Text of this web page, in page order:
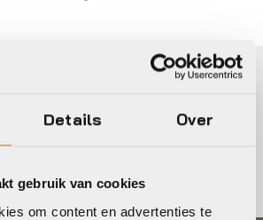
Details Over
gebruik van cookies
om content en advertenties te
heren en kinderen in Almere